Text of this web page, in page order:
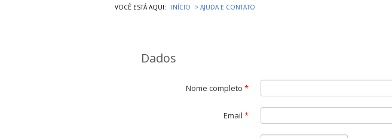
VOCÊ ESTÁ AQUI: INÍCIO AJUDA E CONTATO
Dados
Nome completo *
Email *